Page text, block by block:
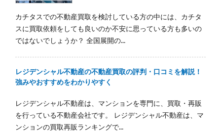
カチタスでの不動産買取を検討している方の中には、カチタ
スに買取依頼をしても良いのか不安に思っている方も多いの
ではないでしょうか？ 全国展開の...
レジデンシャル不動産の不動産買取の評判・口コミを解説！
強みやおすすめをわかりやすく
レジデンシャル不動産は、マンションを専門に、買取・再販
を行っている不動産会社です。 レジデンシャル不動産は、マ
ンションの買取再販ランキングで...